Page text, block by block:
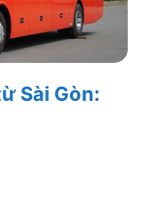
Sài Gòn: